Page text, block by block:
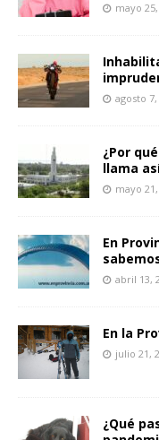
mayo
agosto 7,
¿Por
llama
mayo
En
abril 13,
En la
julio 21,
¿Qué